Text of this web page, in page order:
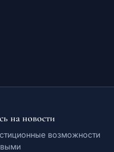
на новости
возможности